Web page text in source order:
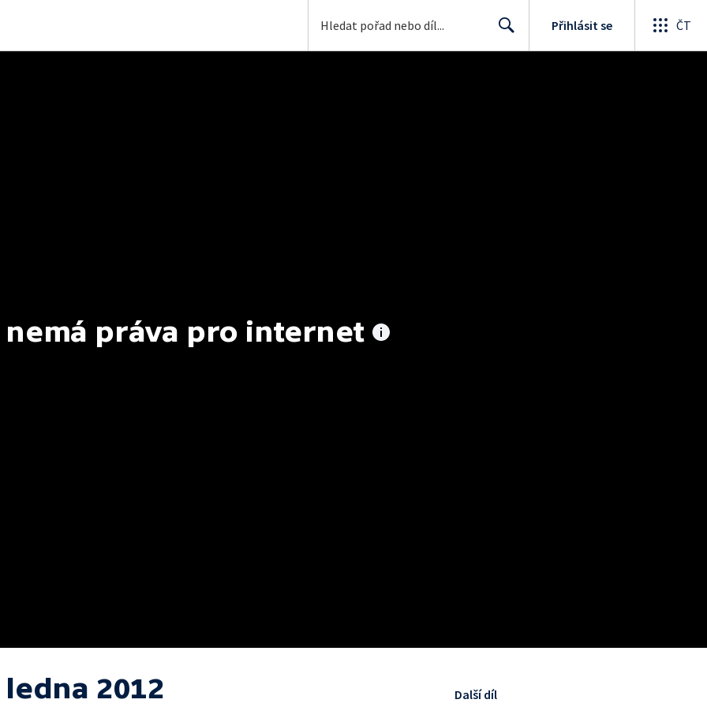
Přihlásit se ČT
nemá práva pro internet
ledna 2012 Další díl